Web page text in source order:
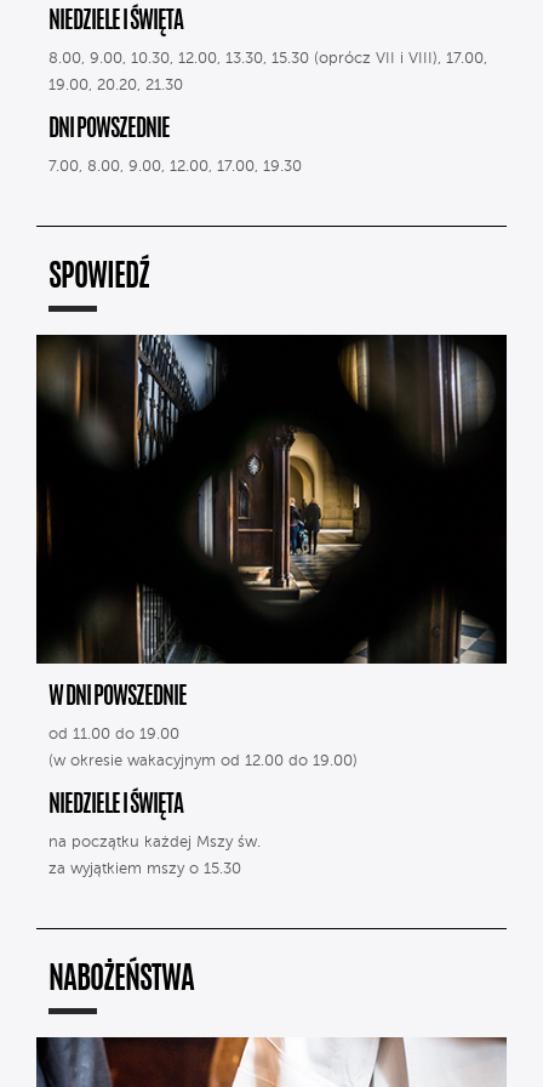
NIEDZIELE I ŚWIĘTA
8.00, 9.00, 10.30, 12.00, 13.30, 15.30 (oprócz VII i VIII), 17.00,
19.00, 20.20, 21.30
DNI POWSZEDNIE
7.00, 8.00, 9.00, 12.00, 17.00, 19.30
SPOWIEDŹ
W DNI POWSZEDNIE
od 11.00 do 19.00
(w okresie wakacyjnym od 12.00 do 19.00)
NIEDZIELE I ŚWIĘTA
na początku każdej Mszy św.
za wyjątkiem mszy o 15.30
NABOŻEŃSTWA